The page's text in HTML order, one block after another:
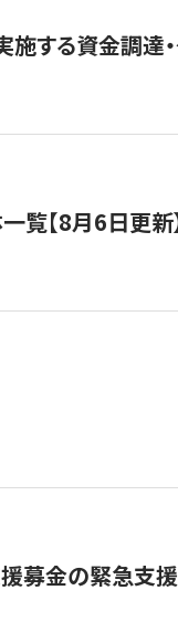
する資金調達
【8月6日更新
募金の緊急支